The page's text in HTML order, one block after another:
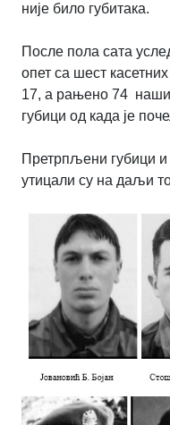
није било губитака.
После пола сата
опет са шест
17, а рањено 74
губици од када је
Претрпљени губици
утицали су на даљи